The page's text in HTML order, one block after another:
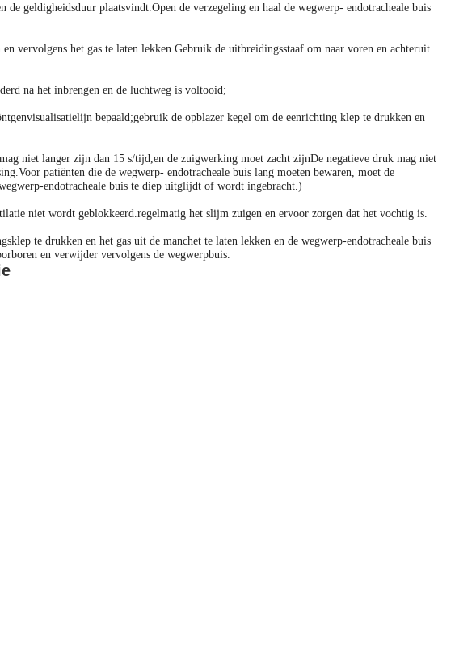
geldigheidsduur plaatsvindt.Open de verzegeling en haal de wegwerp- endotracheale buis
vervolgens het gas te laten lekken.Gebruik de uitbreidingsstaaf om naar voren en achteruit
na het inbrengen en de luchtweg is voltooid;
bepaald;gebruik de opblazer kegel om de eenrichting klep te drukken en
niet langer zijn dan 15 s/tijd,en de zuigwerking moet zacht zijnDe negatieve druk mag niet
patiënten die de wegwerp- endotracheale buis lang moeten bewaren, moet de
endotracheale buis te diep uitglijdt of wordt ingebracht.)
niet wordt geblokkeerd.regelmatig het slijm zuigen en ervoor zorgen dat het vochtig is.
te drukken en het gas uit de manchet te laten lekken en de wegwerp-endotracheale buis
en verwijder vervolgens de wegwerpbuis.